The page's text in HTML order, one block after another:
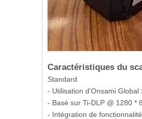
Caractéristiques du
Standard
- Utilisation d'Onsami
- Basé sur Ti-DLP @ 1280 *
- Intégration de